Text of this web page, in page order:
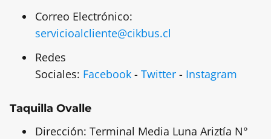
Correo Electrónico:
servicioalcliente@cikbus.cl
Redes
Sociales: Facebook - Twitter - Instagram
Taquilla Ovalle
Dirección: Terminal Media Luna Ariztía N°